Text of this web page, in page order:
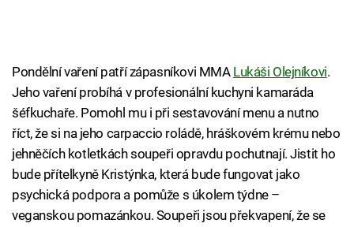
Pondělní vaření patří zápasníkovi MMA Lukáši Olejníkovi.
Jeho vaření probíhá v profesionální kuchyni kamaráda
šéfkuchaře. Pomohl mu i při sestavování menu a nutno
říct, že si na jeho carpaccio roládě, hráškovém krému nebo
jehněčích kotletkách soupeři opravdu pochutnají. Jistit ho
bude přítelkyně Kristýnka, která bude fungovat jako
psychická podpora a pomůže s úkolem týdne –
veganskou pomazánkou. Soupeři jsou překvapení, že se